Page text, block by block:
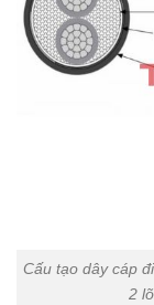
Cấu tạo dây cáp
2